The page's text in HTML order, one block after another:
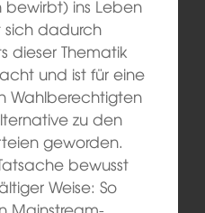
bewirbt) ins Leben
dadurch
dieser Thematik
und ist für eine
Wahlberechtigten
zu den
geworden.
bewusst
Weise: So